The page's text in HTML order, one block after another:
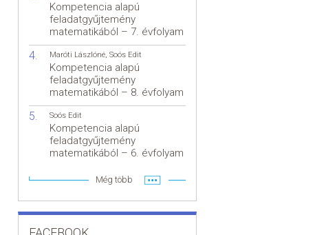
Kompetencia alapú
feladatgyűjtemény
matematikából – 7. évfolyam
Maróti Lászlóné, Soós Edit
Kompetencia alapú
feladatgyűjtemény
matematikából – 8. évfolyam
Soós Edit
Kompetencia alapú
feladatgyűjtemény
matematikából – 6. évfolyam
Még több